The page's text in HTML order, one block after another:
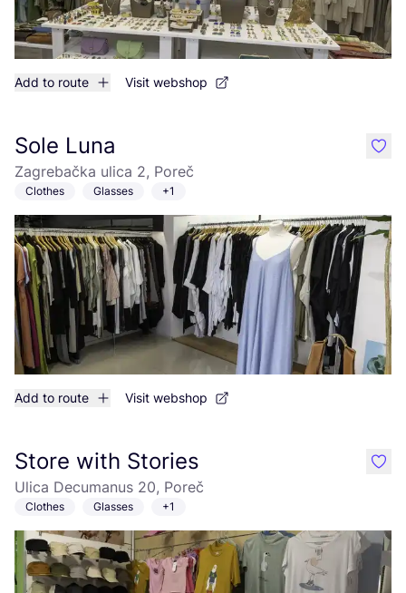
Add to route Visit webshop
Sole Luna
Zagrebačka ulica 2, Poreč
Clothes Glasses +1
Add to route Visit webshop
like
Store with Stories
Ulica Decumanus 20, Poreč
Clothes Glasses +1
like